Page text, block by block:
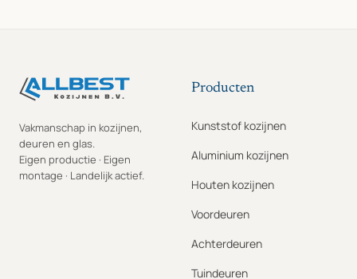
Vakmanschap in kozijnen,
deuren en glas.
Eigen productie · Eigen
montage · Landelijk actief.
Producten
Kunststof kozijnen
Aluminium kozijnen
Houten kozijnen
Voordeuren
Achterdeuren
Tuindeuren